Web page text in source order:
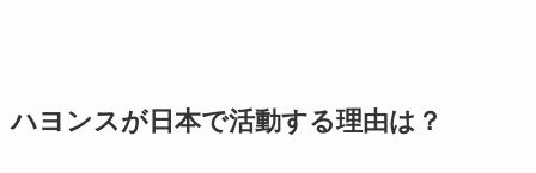
ハヨンスが日本で活動する理由は？